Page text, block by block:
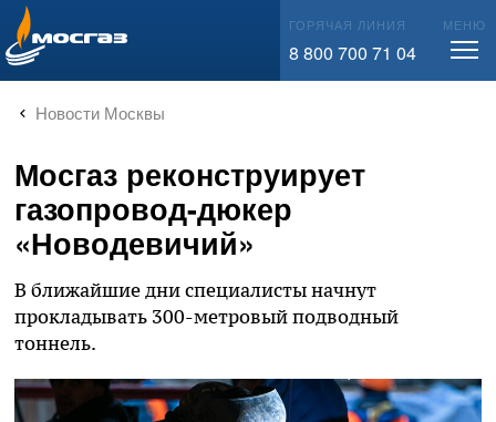
info@mos-gaz.ru ГОРЯЧАЯ ЛИНИЯ
8 800 700 71 04
МЕНЮ
Новости Москвы
Мосгаз реконструирует
газопровод-дюкер
«Новодевичий»
В ближайшие дни специалисты начнут
прокладывать 300-метровый подводный
тоннель.